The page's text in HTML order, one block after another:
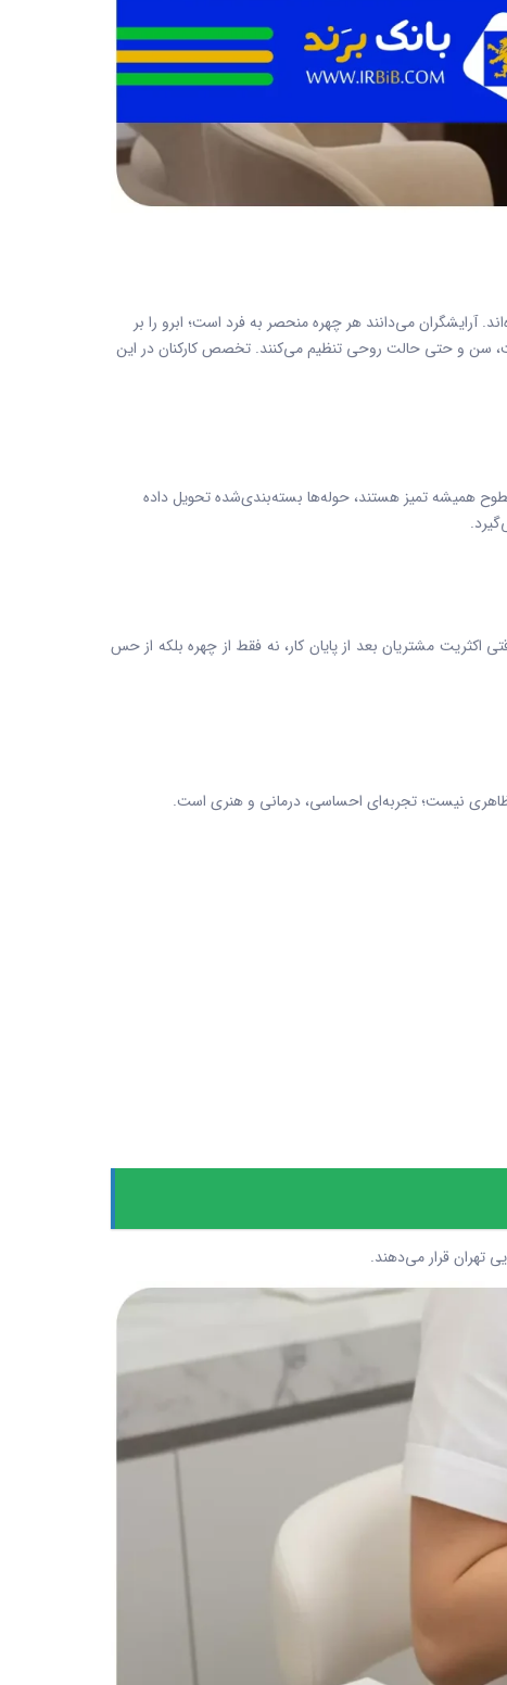
آرایشگران می‌دانند هر چهره منحصر به فرد است؛ ابرو را بر
سن و حتی حالت روحی تنظیم می‌کنند. تخصص کارکنان در این
همیشه تمیز هستند، حوله‌ها بسته‌بندی‌شده تحویل داده
اکثریت مشتریان بعد از پایان کار، نه فقط از چهره بلکه از حس
ظاهری نیست؛ تجربه‌ای احساسی، درمانی و هنری است.
تهران قرار می‌دهند.